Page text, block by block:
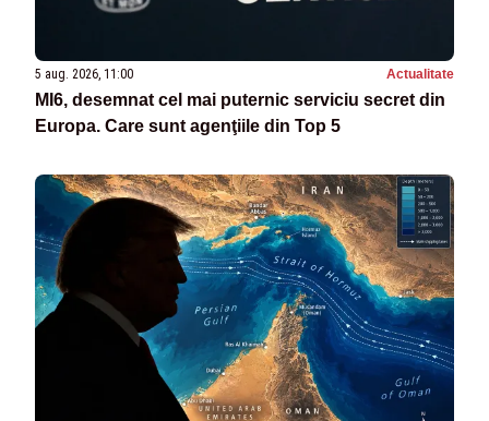
5 aug. 2026, 11:00 Actualitate
MI6, desemnat cel mai puternic serviciu secret din
Europa. Care sunt agenţiile din Top 5